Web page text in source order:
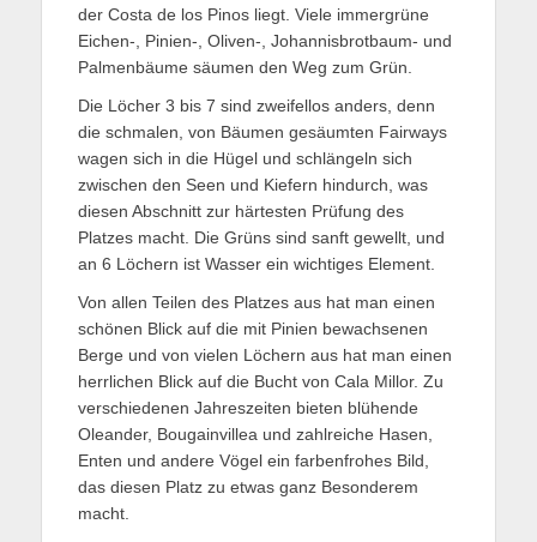
der Costa de los Pinos liegt. Viele immergrüne
Eichen-, Pinien-, Oliven-, Johannisbrotbaum- und
Palmenbäume säumen den Weg zum Grün.
Die Löcher 3 bis 7 sind zweifellos anders, denn
die schmalen, von Bäumen gesäumten Fairways
wagen sich in die Hügel und schlängeln sich
zwischen den Seen und Kiefern hindurch, was
diesen Abschnitt zur härtesten Prüfung des
Platzes macht. Die Grüns sind sanft gewellt, und
an 6 Löchern ist Wasser ein wichtiges Element.
Von allen Teilen des Platzes aus hat man einen
schönen Blick auf die mit Pinien bewachsenen
Berge und von vielen Löchern aus hat man einen
herrlichen Blick auf die Bucht von Cala Millor. Zu
verschiedenen Jahreszeiten bieten blühende
Oleander, Bougainvillea und zahlreiche Hasen,
Enten und andere Vögel ein farbenfrohes Bild,
das diesen Platz zu etwas ganz Besonderem
macht.